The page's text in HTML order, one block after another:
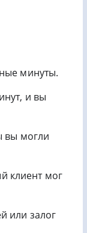
минуты.
и вы
вы могли
клиент мог
или залог